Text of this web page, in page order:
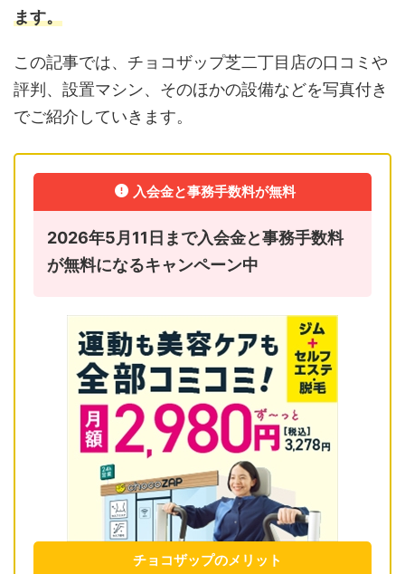
ます。
この記事では、チョコザップ芝二丁目店の口コミや
評判、設置マシン、そのほかの設備などを写真付き
でご紹介していきます。
入会金と事務手数料が無料
2026年5月11日まで入会金と事務手数料
が無料になるキャンペーン中
チョコザップのメリット